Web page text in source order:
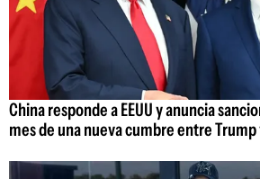
China responde a EEUU y anuncia
mes de una nueva cumbre entre Trump